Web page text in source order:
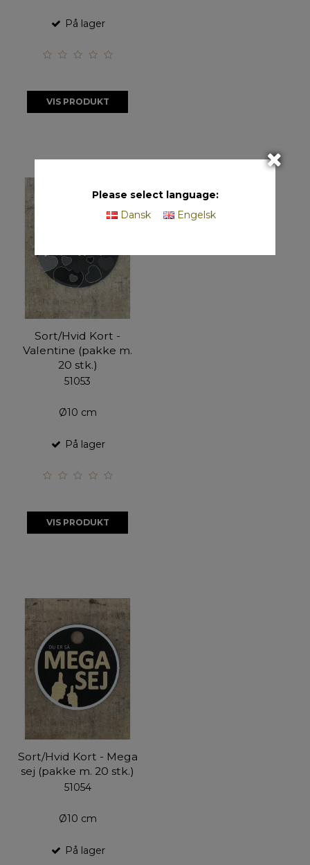
På lager
VIS PRODUKT
Sort/Hvid Kort -
Valentine (pakke m.
20 stk.)
51053
Ø10 cm
På lager
VIS PRODUKT
Sort/Hvid Kort - Mega
sej (pakke m. 20 stk.)
51054
Ø10 cm
På lager
Please select language:
Dansk
Engelsk